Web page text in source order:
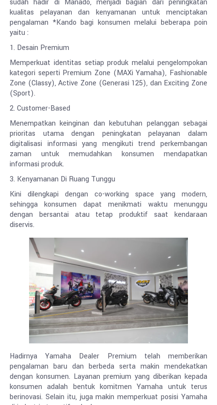
kualitas pelayanan dan kenyamanan untuk menciptakan
pengalaman *Kando bagi konsumen melalui beberapa poin
yaitu :
1. Desain Premium
Memperkuat identitas setiap produk melalui pengelompokan
kategori seperti Premium Zone (MAXi Yamaha), Fashionable
Zone (Classy), Active Zone (Generasi 125), dan Exciting Zone
(Sport).
2. Customer-Based
Menempatkan keinginan dan kebutuhan pelanggan sebagai
prioritas utama dengan peningkatan pelayanan dalam
digitalisasi informasi yang mengikuti trend perkembangan
zaman untuk memudahkan konsumen mendapatkan
informasi produk.
3. Kenyamanan Di Ruang Tunggu
Kini dilengkapi dengan co-working space yang modern,
sehingga konsumen dapat menikmati waktu menunggu
dengan bersantai atau tetap produktif saat kendaraan
diservis.
Hadirnya Yamaha Dealer Premium telah memberikan
pengalaman baru dan berbeda serta makin mendekatkan
dengan konsumen. Layanan premium yang diberikan kepada
konsumen adalah bentuk komitmen Yamaha untuk terus
berinovasi. Selain itu, juga makin memperkuat posisi Yamaha